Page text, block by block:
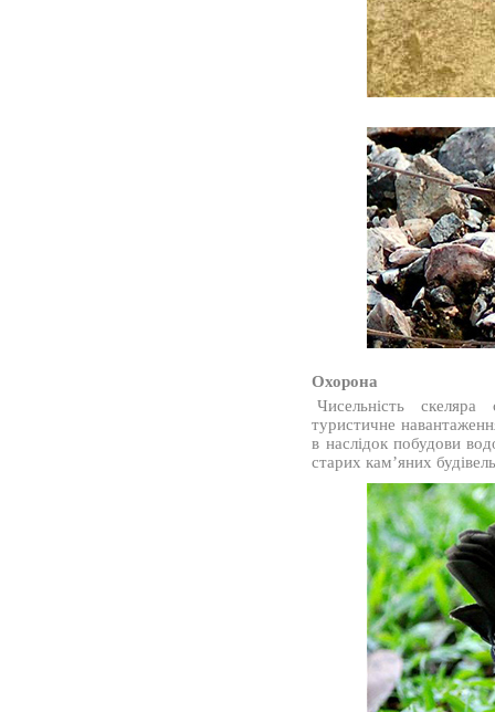
Охорона
Чисельність
туристичне
в наслідок побудови
старих кам’яних